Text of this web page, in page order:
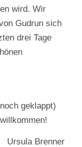
wird. Wir
Gudrun sich
drei Tage
geklappt)
Ursula Brenner